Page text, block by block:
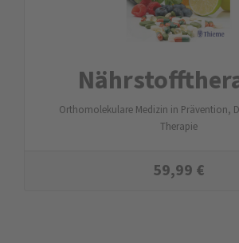
Orthomolekulare Medizin in Prävention,
Therapie
59,99 €